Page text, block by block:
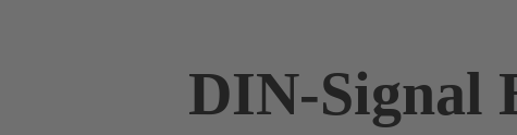
DIN-Signal